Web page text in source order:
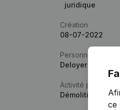
juridique
Création
08-07-2022
Personne physique
Deloyer Olivier
Activité principale
Démolition
ce